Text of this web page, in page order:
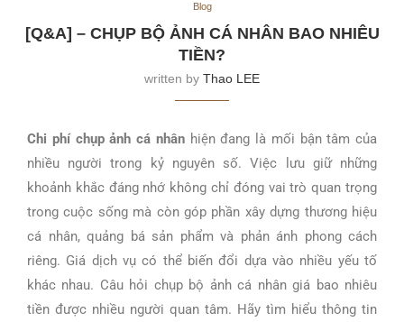
Blog
[Q&A] – CHỤP BỘ ẢNH CÁ NHÂN BAO NHIÊU
TIỀN?
written by Thao LEE
Chi phí chụp ảnh cá nhânhiện đang là mối bận tâm của
nhiều người trong kỷ nguyên số. Việc lưu giữ những
khoảnh khắc đáng nhớ không chỉ đóng vai trò quan trọng
trong cuộc sống mà còn góp phần xây dựng thương hiệu
cá nhân, quảng bá sản phẩm và phản ánh phong cách
riêng. Giá dịch vụ có thể biến đổi dựa vào nhiều yếu tố
khác nhau. Câu hỏi chụp bộ ảnh cá nhân giá bao nhiêu
tiền được nhiều người quan tâm. Hãy tìm hiểu thông tin